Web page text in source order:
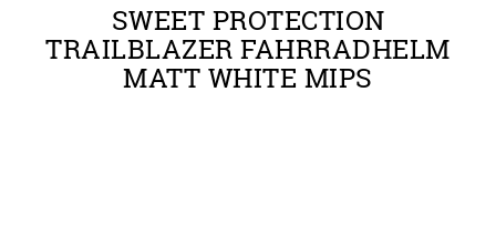
SWEET PROTECTION
TRAILBLAZER FAHRRADHELM
MATT WHITE MIPS